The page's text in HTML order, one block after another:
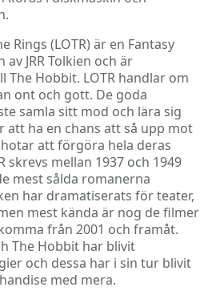
Rings (LOTR) är en Fantasy
JRR Tolkien och är
The Hobbit. LOTR handlar om
ont och gott. De goda
samla sitt mod och lära sig
att ha en chans att så upp mot
att förgöra hela deras
skrevs mellan 1937 och 1949
mest sålda romanerna
har dramatiserats för teater,
mest kända är nog de filmer
från 2001 och framåt.
The Hobbit har blivit
och dessa har i sin tur blivit
med mera.